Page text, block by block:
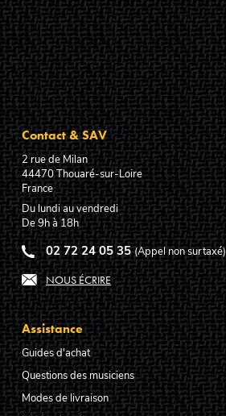
Contact & SAV
2 rue de Milan
44470Thouaré-sur-Loire
France
Du lundi au vendredi
De 9h à 18h
02 72 24 05 35 (Appel non surtaxé)
NOUS ÉCRIRE
Assistance
Guides d'achat
Questions des musiciens
Modes de livraison